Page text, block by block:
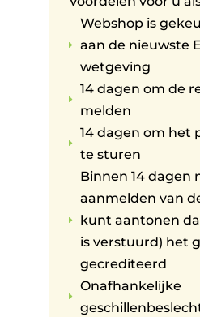
E
Webshop is
aan de nieuwste
wetgeving
E
14 dagen om de
melden
E
14 dagen om het
te sturen
E
Binnen 14 dagen
aanmelden van
kunt aantonen
is verstuurd) het
gecrediteerd
E
Onafhankelijke